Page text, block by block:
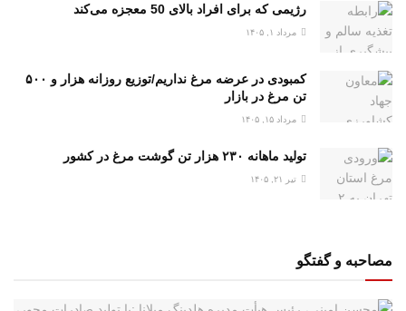
رژیمی که برای افراد بالای 50 معجزه می‌کند
مرداد ۱, ۱۴۰۵
کمبودی در عرضه مرغ نداریم/توزیع روزانه هزار و ۵۰۰
تن مرغ در بازار
مرداد ۱۵, ۱۴۰۵
تولید ماهانه ۲۳۰ هزار تن گوشت مرغ در کشور
تیر ۲۱, ۱۴۰۵
مصاحبه و گفتگو